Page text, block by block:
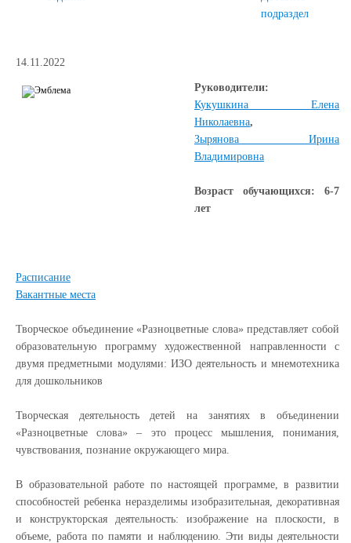
подраздел
14.11.2022
Руководители:
Кукушкина Елена
Николаевна,
Зырянова Ирина
Владимировна
Возраст обучающихся: 6-7
лет
Расписание
Вакантные места
Творческое объединение «Разноцветные слова» представляет собой
образовательную программу художественной направленности с
двумя предметными модулями: ИЗО деятельность и мнемотехника
для дошкольников
Творческая деятельность детей на занятиях в объединении
«Разноцветные слова» – это процесс мышления, понимания,
чувствования, познание окружающего мира.
В образовательной работе по настоящей программе, в развитии
способностей ребенка неразделимы изобразительная, декоративная
и конструкторская деятельность: изображение на плоскости, в
объеме, работа по памяти и наблюдению. Эти виды деятельности